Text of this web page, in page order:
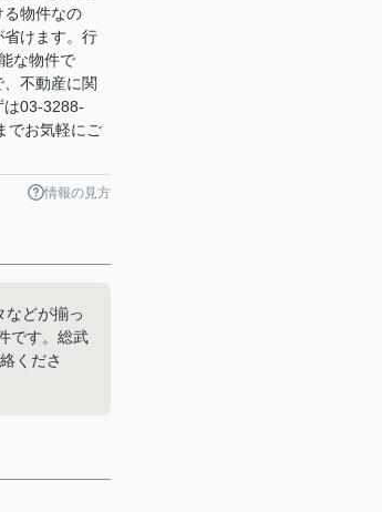
る物件なの
省けます。行
な物件で
不動産に関
は03-3288-
でお気軽にご
情報の見方
などが揃っ
です。総武
くださ